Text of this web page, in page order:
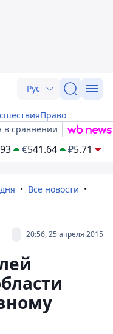
Рус
Право
в сравнении
€541.64 ₽5.71
Все новости
20:56, 25 апреля 2015